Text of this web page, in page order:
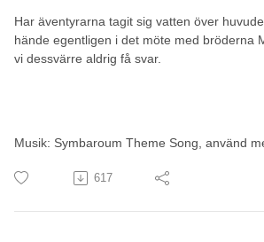
Har äventyrarna tagit sig vatten över
hände egentligen i det möte med bröderna
vi dessvärre aldrig få svar.
Musik: Symbaroum Theme Song, använd
617